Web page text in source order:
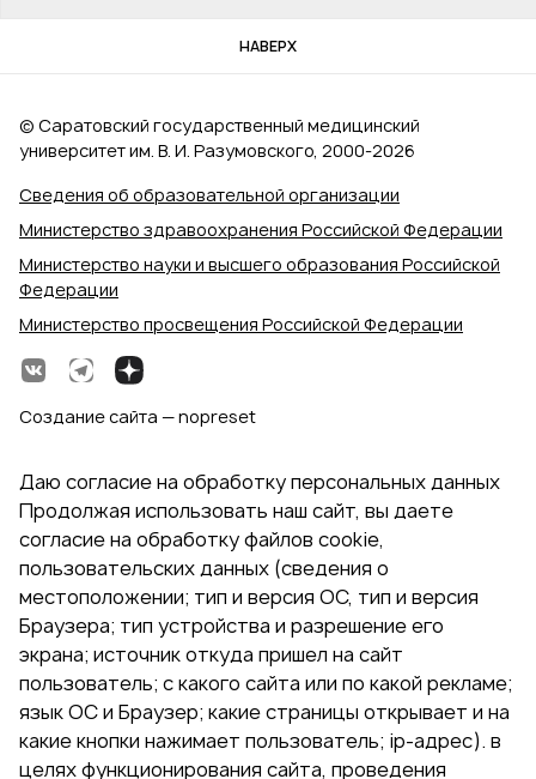
НАВЕРХ
Сведения об образовательной организации
Министерство здравоохранения Российской Федерации
Министерство науки и высшего образования Российской
Федерации
Министерство просвещения Российской Федерации
© Саратовский государственный медицинский
университет им. В. И. Разумовского, 2000‑2026
Создание сайта — nopreset
Даю согласие на обработку персональных данных
Продолжая использовать наш сайт, вы даете
согласие на обработку файлов cookie,
пользовательских данных (сведения о
местоположении; тип и версия ОС, тип и версия
Браузера; тип устройства и разрешение его
экрана; источник откуда пришел на сайт
пользователь; с какого сайта или по какой рекламе;
язык ОС и Браузер; какие страницы открывает и на
какие кнопки нажимает пользователь; ip-адрес). в
целях функционирования сайта, проведения